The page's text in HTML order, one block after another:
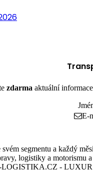
zdarma aktuální
E-
segmentu a každý
logistiky a motorismu
LOGISTIKA.CZ -